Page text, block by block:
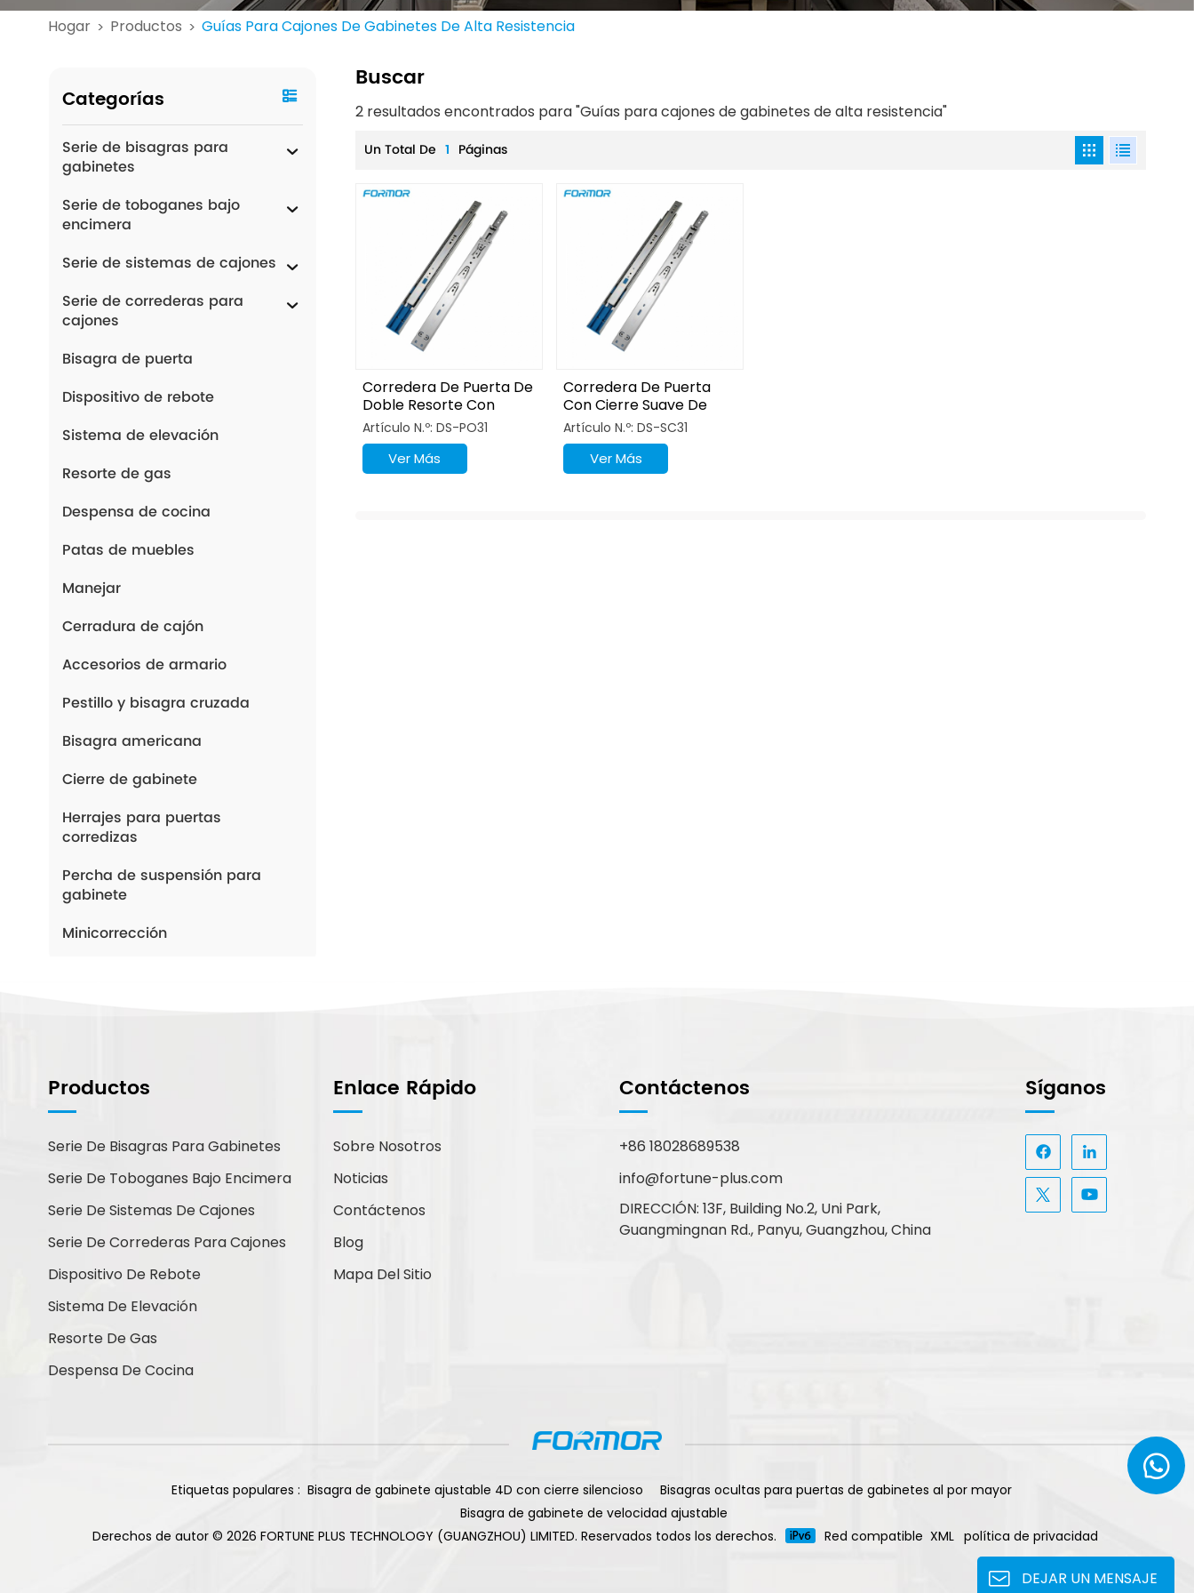
Hogar > Productos > Guías Para Cajones De Gabinetes De Alta Resistencia
Categorías
Serie de bisagras para
gabinetes
Serie de toboganes bajo
encimera
Serie de sistemas de cajones
Serie de correderas para
cajones
Bisagra de puerta
Dispositivo de rebote
Sistema de elevación
Resorte de gas
Despensa de cocina
Patas de muebles
Manejar
Cerradura de cajón
Accesorios de armario
Pestillo y bisagra cruzada
Bisagra americana
Cierre de gabinete
Herrajes para puertas
corredizas
Percha de suspensión para
gabinete
Minicorrección
Puede contactarnos de la forma
que le resulte más cómoda.
Estamos disponibles 24/7 por
correo electrónico o teléfono.
Contáctenos
Nuevos Productos
de cierre suave con
gabinete, 2 orificios,
Leer Más
Buscar
2 resultados encontrados para "Guías para cajones de gabinetes de alta resistencia"
Un Total De 1 Páginas
Corredera De Puerta De
Doble Resorte Con
Apertura Por Presión
Artículo N.º: DS-PO31
Ver Más
Corredera De Puerta
Con Cierre Suave De
Una Sola Varilla Y Doble
Resorte
Artículo N.º: DS-SC31
Ver Más
Productos
Serie De Bisagras Para Gabinetes
Serie De Toboganes Bajo Encimera
Serie De Sistemas De Cajones
Serie De Correderas Para Cajones
Dispositivo De Rebote
Sistema De Elevación
Resorte De Gas
Despensa De Cocina
Enlace Rápido
Sobre Nosotros
Noticias
Contáctenos
Blog
Mapa Del Sitio
Contáctenos
+86 18028689538
info@fortune-plus.com
DIRECCIÓN: 13F, Building No.2, Uni Park,
Guangmingnan Rd., Panyu, Guangzhou, China
Síganos
Etiquetas populares : Bisagra de gabinete ajustable 4D con cierre silencioso
Bisagras ocultas para puertas de gabinetes al por mayor
Bisagra de gabinete de velocidad ajustable
Derechos de autor © 2026 FORTUNE PLUS TECHNOLOGY (GUANGZHOU) LIMITED. Reservados todos los derechos.
Red compatible XML política de privacidad
DEJAR UN MENSAJE